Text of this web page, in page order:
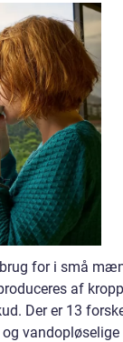
for i små
af
Der er 13
vandopløselige